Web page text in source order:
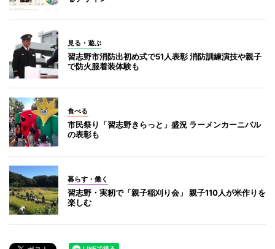
見る・遊ぶ
習志野市消防出初め式で51人表彰 消防訓練演技や親子
で防火服着装体験も
食べる
市民祭り「習志野きらっと」盛況 ラーメンカーニバル
の表彰も
暮らす・働く
習志野・実籾で「親子稲刈り会」 親子110人が米作りを
楽しむ